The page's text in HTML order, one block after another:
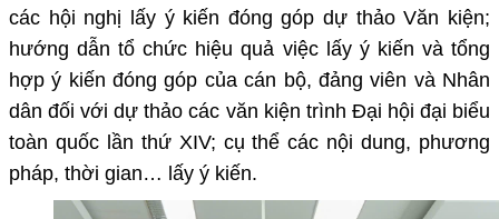
các hội nghị lấy ý kiến đóng góp dự thảo Văn kiện;
hướng dẫn tổ chức hiệu quả việc lấy ý kiến và tổng
hợp ý kiến đóng góp của cán bộ, đảng viên và Nhân
dân đối với dự thảo các văn kiện trình Đại hội đại biểu
toàn quốc lần thứ XIV; cụ thể các nội dung, phương
pháp, thời gian… lấy ý kiến.